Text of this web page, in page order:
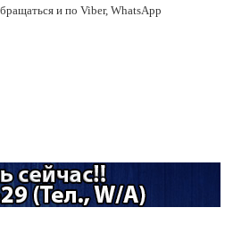
и по Viber, WhatsApp